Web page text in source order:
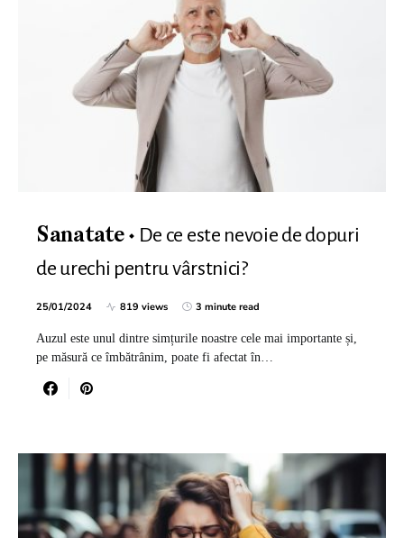
Sanatate
De ce este nevoie de dopuri
de urechi pentru vârstnici?
25/01/2024 819 views 3 minute read
Auzul este unul dintre simțurile noastre cele mai importante și,
pe măsură ce îmbătrânim, poate fi afectat în…